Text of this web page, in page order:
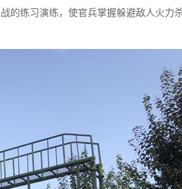
的练习演练，使官兵掌握躲避敌人火力